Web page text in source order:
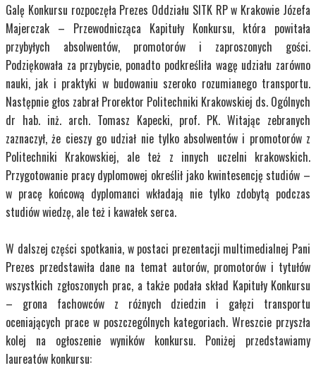
Galę Konkursu rozpoczęła Prezes Oddziału SITK RP w Krakowie Józefa
Majerczak – Przewodnicząca Kapituły Konkursu, która powitała
przybyłych absolwentów, promotorów i zaproszonych gości.
Podziękowała za przybycie, ponadto podkreśliła wagę udziału zarówno
nauki, jak i praktyki w budowaniu szeroko rozumianego transportu.
Następnie głos zabrał Prorektor Politechniki Krakowskiej ds. Ogólnych
dr hab. inż. arch. Tomasz Kapecki, prof. PK. Witając zebranych
zaznaczył, że cieszy go udział nie tylko absolwentów i promotorów z
Politechniki Krakowskiej, ale też z innych uczelni krakowskich.
Przygotowanie pracy dyplomowej określił jako kwintesencję studiów –
w pracę końcową dyplomanci wkładają nie tylko zdobytą podczas
studiów wiedzę, ale też i kawałek serca.
W dalszej części spotkania, w postaci prezentacji multimedialnej Pani
Prezes przedstawiła dane na temat autorów, promotorów i tytułów
wszystkich zgłoszonych prac, a także podała skład Kapituły Konkursu
– grona fachowców z różnych dziedzin i gałęzi transportu
oceniających prace w poszczególnych kategoriach. Wreszcie przyszła
kolej na ogłoszenie wyników konkursu. Poniżej przedstawiamy
laureatów konkursu: